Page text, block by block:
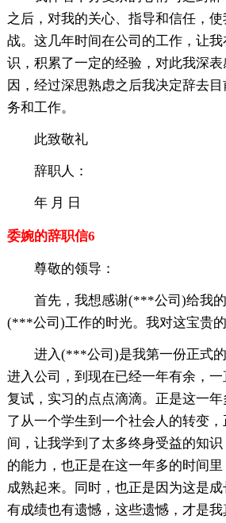
之后，对我的关心、指导和信任，
战。这几年时间在公司的工作，让
识，积累了一定的经验，对此我深
因，经过深思熟虑之后我决定辞去
务和工作。
此致敬礼
辞职人：
年 月 日
委婉的辞职信6
尊敬的领导：
首先，我想感谢(***公司)给我
(***公司)工作的时光。我对这宝贵的
进入(***公司)是我第一份正式
进入公司，到现在已经一年有余，一
复试，实习的点点滴滴。正是这一
了从一个学生到一个社会人的转变
间，让我学到了太多终身受益的知
的能力，也正是在这一年多的时间
成熟起来。同时，也正是因为这是
有成绩也有遗憾，这些遗憾，才是我